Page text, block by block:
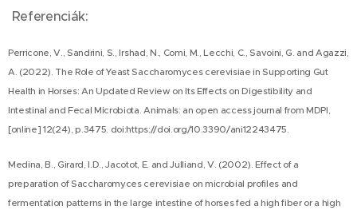
Referenciák:
Perricone, V., Sandrini, S., Irshad, N., Comi, M., Lecchi, C., Savoini, G. and Agazzi,
A. (2022). The Role of Yeast Saccharomyces cerevisiae in Supporting Gut
Health in Horses: An Updated Review on Its Effects on Digestibility and
Intestinal and Fecal Microbiota. Animals: an open access journal from MDPI,
[online] 12(24), p.3475. doi:https://doi.org/10.3390/ani12243475.
Medina, B., Girard, I.D., Jacotot, E. and Julliand, V. (2002). Effect of a
preparation of Saccharomyces cerevisiae on microbial profiles and
fermentation patterns in the large intestine of horses fed a high fiber or a high